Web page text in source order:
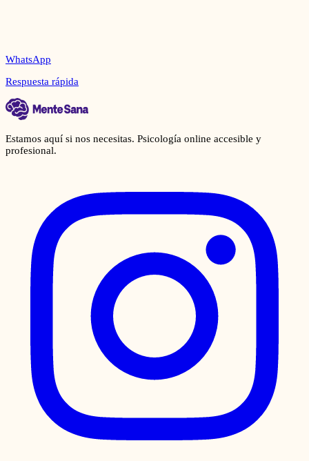
WhatsApp
Respuesta rápida
Estamos aquí si nos necesitas. Psicología online accesible y
profesional.